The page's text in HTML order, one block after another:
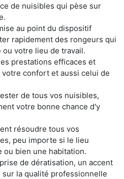
de nuisibles qui pèse sur
au point du dispositif
rapidement des rongeurs qui
votre lieu de travail.
prestations efficaces et
confort et aussi celui de
de tous vos nuisibles,
votre bonne chance d'y
résoudre tous vos
peu importe si le lieu
bien une habitation.
de dératisation, un accent
la qualité professionnelle